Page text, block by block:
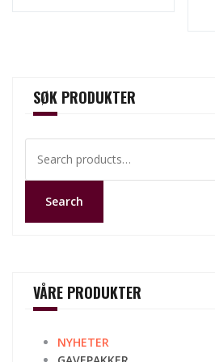
SØK PRODUKTER
for:
Search
VÅRE PRODUKTER
NYHETER